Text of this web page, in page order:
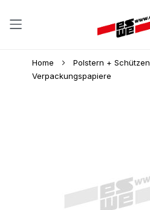
Home Polstern + Schützen
Verpackungspapiere